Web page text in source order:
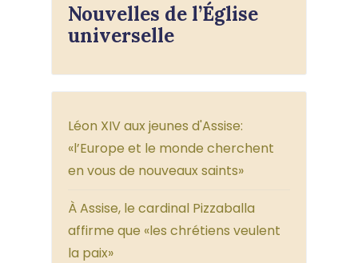
Nouvelles de l’Église
universelle
Léon XIV aux jeunes d'Assise:
«l’Europe et le monde cherchent
en vous de nouveaux saints»
À Assise, le cardinal Pizzaballa
affirme que «les chrétiens veulent
la paix»